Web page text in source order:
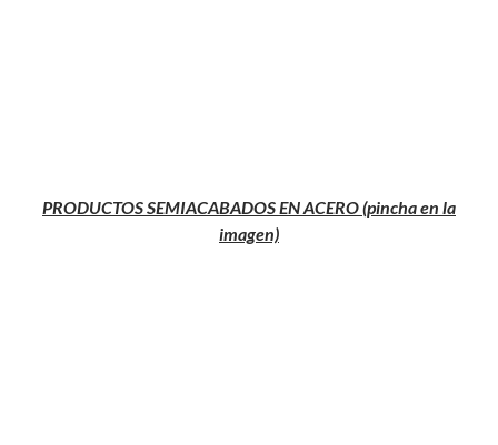
PRODUCTOS SEMIACABADOS EN ACERO (pincha en la
imagen)